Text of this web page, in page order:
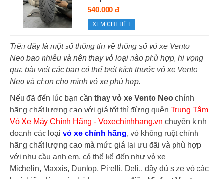
540.000 đ
XEM CHI TIẾT
Trên đây là một số thông tin về thông số vỏ xe Vento
Neo bao nhiêu và nên thay vỏ loại nào phù hợp, hi vọng
qua bài viết các bạn có thể biết kích thước vỏ xe Vento
Neo và chọn cho mình vỏ xe phù hợp.
Nếu đã đến lúc bạn cần thay vỏ xe Vento Neo chính
hãng chất lượng cao với giá tốt thì đừng quên Trung Tâm
Vỏ Xe Máy Chính Hãng - Voxechinhhang.vn chuyên kinh
doanh các loại vỏ xe chính hãng, vỏ không ruột chính
hãng chất lượng cao mà mức giá lại ưu đãi và phù hợp
với nhu cầu anh em, có thể kể đến như vỏ xe
Michelin, Maxxis, Dunlop, Pirelli, Deli.. đầy đủ size vỏ các